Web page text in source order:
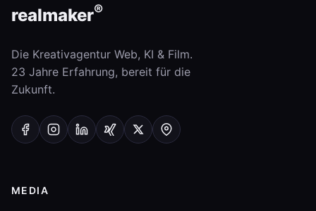
realmaker®
Die Kreativagentur Web, KI & Film.
23 Jahre Erfahrung, bereit für die
Zukunft.
MEDIA